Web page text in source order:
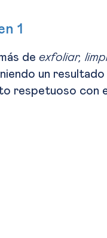
1
de exfoliar,
un resultado
respetuoso con